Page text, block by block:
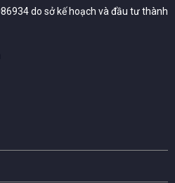
do sở kế hoạch và đầu tư thành